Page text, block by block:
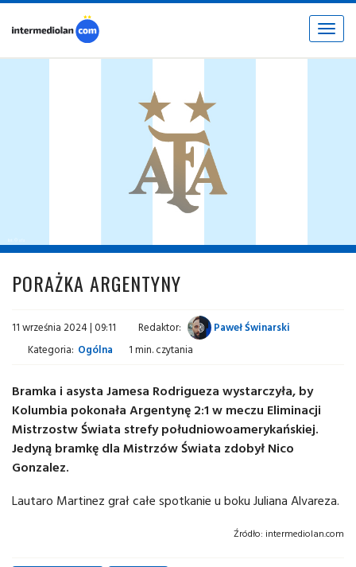
Toggle
PORAŻKA ARGENTYNY
11 września 2024 | 09:11 Redaktor:
Paweł Świnarski
Kategoria: Ogólna 1 min. czytania
Bramka i asysta Jamesa Rodrigueza wystarczyła, by
Kolumbia pokonała Argentynę 2:1 w meczu Eliminacji
Mistrzostw Świata strefy południowoamerykańskiej.
Jedyną bramkę dla Mistrzów Świata zdobył Nico
Gonzalez.
Lautaro Martinez grał całe spotkanie u boku Juliana Alvareza.
Źródło: intermediolan.com